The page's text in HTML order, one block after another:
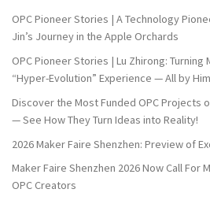
OPC Pioneer Stories | A Technology
Jin’s Journey in the Apple Orchards
OPC Pioneer Stories | Lu Zhirong: Turning
“Hyper-Evolution” Experience — All by
Discover the Most Funded OPC Projects
— See How They Turn Ideas into Reality!
2026 Maker Faire Shenzhen: Preview of
Maker Faire Shenzhen 2026 Now Call For
OPC Creators